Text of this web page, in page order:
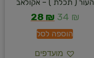
העור ( תכלת ) – אקולאב
34 ₪
28 ₪
הוספה לסל
מועדפים